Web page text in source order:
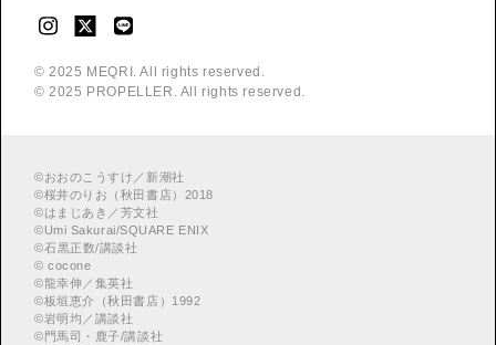
© 2025 MEQRI. All rights reserved.
© 2025 PROPELLER. All rights reserved.
©おおのこうすけ／新潮社
©桜井のりお（秋田書店）2018
©はまじあき／芳文社
©Umi Sakurai/SQUARE ENIX
©︎石黒正数/講談社
© cocone
©龍幸伸／集英社
©板垣恵介（秋田書店）1992
©岩明均／講談社
©門馬司・鹿子/講談社